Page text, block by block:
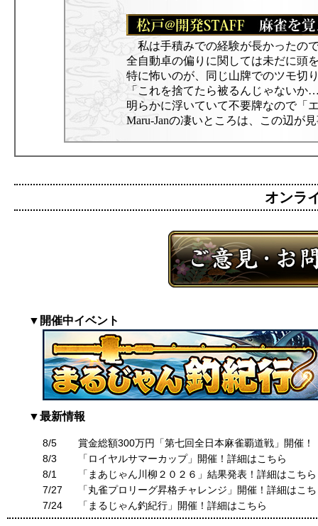
私は手積みでの経験が長かったの
全自動卓の偏りに関しては未だに頭
特に怖いのが、同じ山牌でのツモ切
「これを捨てたら被るんじゃない
明らかに浮いていて不要牌なので「
Maru-Janの凄いところは、この辺が
オンラ
▼開催中イベント
▼最新情報
8/5
賞金総額300万円「第七回全日本麻雀覇道戦」開催！
8/3
「ロイヤルサマーカップ」開催！詳細はこちら
8/1
「まあじゃん川柳２０２６」結果発表！詳細はこちら
7/27
「丸雀プロリーグ昇格チャレンジ」開催！詳細はこ
7/24
「まるじゃん釣紀行」開催！詳細はこちら